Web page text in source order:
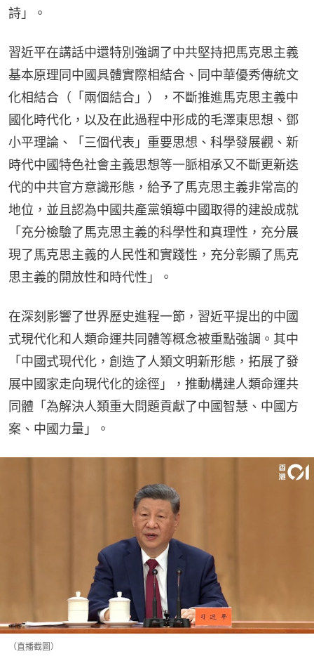
詩」。
習近平在講話中還特別強調了中共堅持把馬克思主義
基本原理同中國具體實際相結合、同中華優秀傳統文
化相結合（「兩個結合」），不斷推進馬克思主義中
國化時代化，以及在此過程中形成的毛澤東思想、鄧
小平理論、「三個代表」重要思想、科學發展觀、新
時代中國特色社會主義思想等一脈相承又不斷更新迭
代的中共官方意識形態，給予了馬克思主義非常高的
地位，並且認為中國共產黨領導中國取得的建設成就
「充分檢驗了馬克思主義的科學性和真理性，充分展
現了馬克思主義的人民性和實踐性，充分彰顯了馬克
思主義的開放性和時代性」。
在深刻影響了世界歷史進程一節，習近平提出的中國
式現代化和人類命運共同體等概念被重點強調。其中
「中國式現代化，創造了人類文明新形態，拓展了發
展中國家走向現代化的途徑」，推動構建人類命運共
同體「為解決人類重大問題貢獻了中國智慧、中國方
案、中國力量」。
（直播截圖）